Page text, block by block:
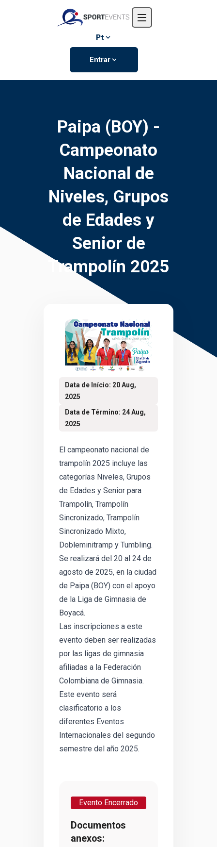
Eventos
Pt
Entrar
Paipa (BOY) -
Campeonato
Nacional de
Niveles, Grupos
de Edades y
Senior de
Trampolín 2025
Data de Início: 20 Aug,
2025
Data de Término: 24 Aug,
2025
El campeonato nacional de
trampolín 2025 incluye las
categorías Niveles, Grupos
de Edades y Senior para
Trampolín, Trampolín
Sincronizado, Trampolín
Sincronizado Mixto,
Dobleminitramp y Tumbling.
Se realizará del 20 al 24 de
agosto de 2025, en la ciudad
de Paipa (BOY) con el apoyo
de la Liga de Gimnasia de
Boyacá.
Las inscripciones a este
evento deben ser realizadas
por las ligas de gimnasia
afiliadas a la Federación
Colombiana de Gimnasia.
Este evento será
clasificatorio a los
diferentes Eventos
Internacionales del segundo
semestre del año 2025.
Evento Encerrado
Documentos
anexos: